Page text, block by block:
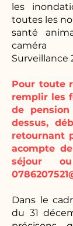
les
toutes les
santé
caméra
Surveillance
Pour toute
remplir les
de
dessus,
retournant
acompte
séjour
Dans le
du 31